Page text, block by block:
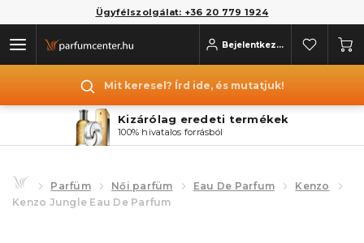
Ügyfélszolgálat: +36 20 779 1924
Bejelentkezés
Mit keresel? Írd ide, és mutatjuk!
Kizárólag eredeti termékek
100% hivatalos forrásból
Parfüm Női parfüm Eau De Parfum
Kenzo
Kenzo Jungle Eau De Parfum